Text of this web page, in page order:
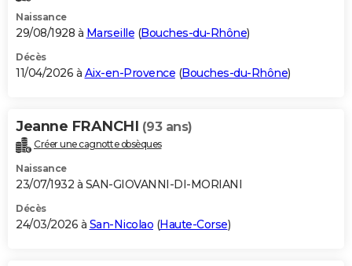
Naissance
29/08/1928 à Marseille (Bouches-du-Rhône)
Décès
11/04/2026 à Aix-en-Provence (Bouches-du-Rhône)
Jeanne FRANCHI (93 ans)
Créer une cagnotte obsèques
Naissance
23/07/1932 à SAN-GIOVANNI-DI-MORIANI
Décès
24/03/2026 à San-Nicolao (Haute-Corse)